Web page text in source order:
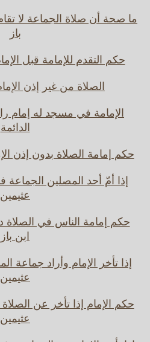
ما صحة أن صلاة الجماعة لا
باز
حكم التقدم للإمامة قبل
الصلاة من غير إذن
الإمامة في مسجد له إمام
الدائمة
حكم إمامة الصلاة بدون إذن
إذا أمّ أحد المصلين الجماعة
عثيمين
حكم إمامة الناس في الصلاة
ابن باز
إذا تأخر الإمام وأراد جماعة
عثيمين
حكم الإمام إذا تأخر عن
عثيمين